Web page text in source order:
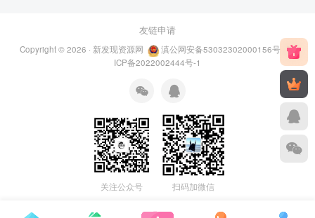
友链申请
Copyright © 2026 · 新发现资源网 滇公网安备53032302000156号
滇
ICP备2022002444号-1
关注公众号 扫码加微信